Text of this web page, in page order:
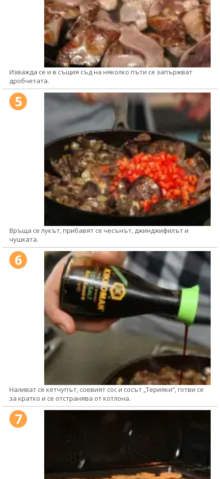
Изважда се и в същия съд на няколко пъти се запържват
дробчетата.
5
Връща се лукът, прибавят се чесънът, джинджифилът и
чушката.
6
Наливат се кетчупът, соевият сос и сосът „Терияки“, готви се
за кратко и се отстранява от котлона.
7